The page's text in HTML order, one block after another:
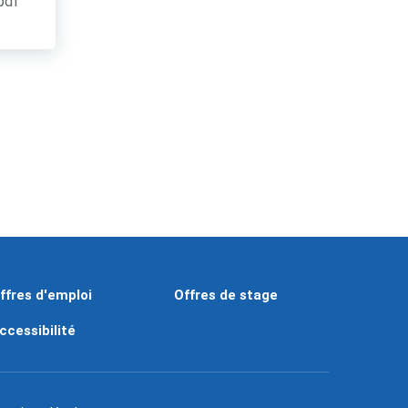
d'emploi Offres de stage